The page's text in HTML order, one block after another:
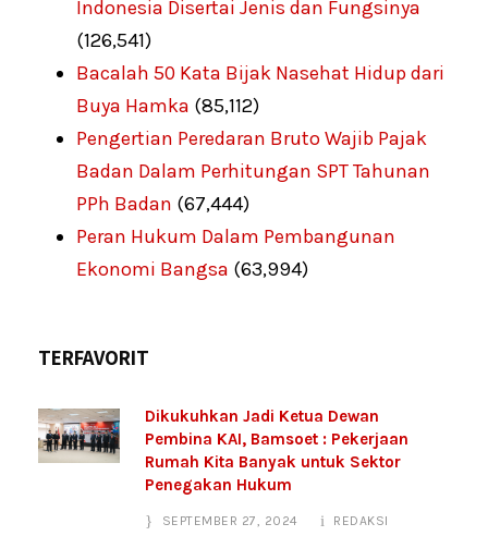
Indonesia Disertai Jenis dan Fungsinya
(126,541)
Bacalah 50 Kata Bijak Nasehat Hidup dari
Buya Hamka (85,112)
Pengertian Peredaran Bruto Wajib Pajak
Badan Dalam Perhitungan SPT Tahunan
PPh Badan (67,444)
Peran Hukum Dalam Pembangunan
Ekonomi Bangsa (63,994)
TERFAVORIT
Dikukuhkan Jadi Ketua Dewan
Pembina KAI, Bamsoet : Pekerjaan
Rumah Kita Banyak untuk Sektor
Penegakan Hukum
SEPTEMBER 27, 2024 REDAKSI